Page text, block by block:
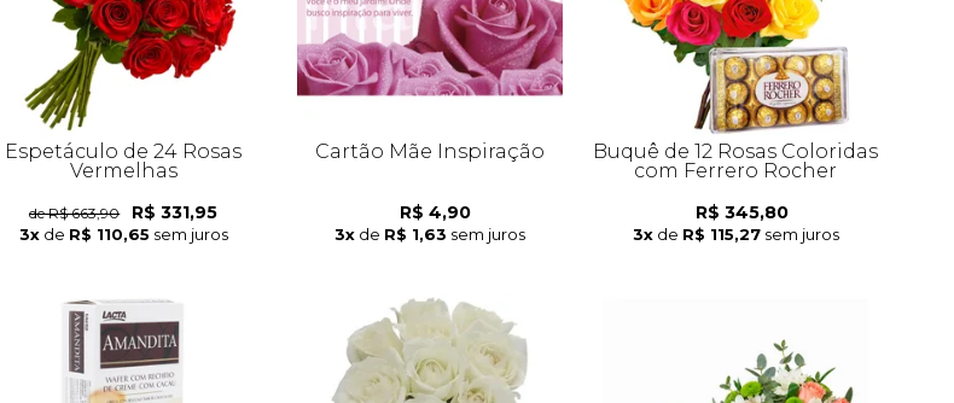
Espetáculo de 24 Rosas
Vermelhas
de R$ 663,90 R$ 331,95
3x de R$ 110,65 sem juros
Cartão Mãe Inspiração
R$ 4,90
3x de R$ 1,63 sem juros
Buquê de 12 Rosas Coloridas
com Ferrero Rocher
R$ 345,80
3x de R$ 115,27 sem juros